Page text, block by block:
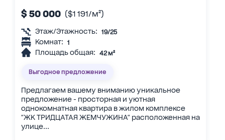
$ 50 000 ($1 191/м²)
Этаж/Этажность: 19/25
Комнат: 1
Площадь общая: 42 м²
Выгодное предложение
Предлагаем вашему вниманию уникальное
предложение - просторная и уютная
однокомнатная квартира в жилом комплексе
"ЖК ТРИДЦАТАЯ ЖЕМЧУЖИНА" расположенная на
улице...